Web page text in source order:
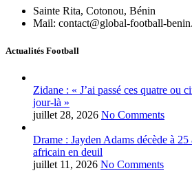
Sainte Rita, Cotonou, Bénin
Mail: contact@global-football-
Actualités Football
Zidane : « J’ai passé ces quatre ou
jour-là »
juillet 28, 2026 No Comments
Drame : Jayden Adams décède à
africain en deuil
juillet 11, 2026 No Comments